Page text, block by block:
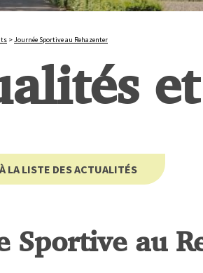
>Journée Sportive au Rehazenter
LA LISTE DES ACTUALITÉS
Sportive au